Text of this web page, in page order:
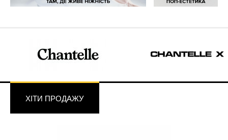
ХІТИ ПРОДАЖУ